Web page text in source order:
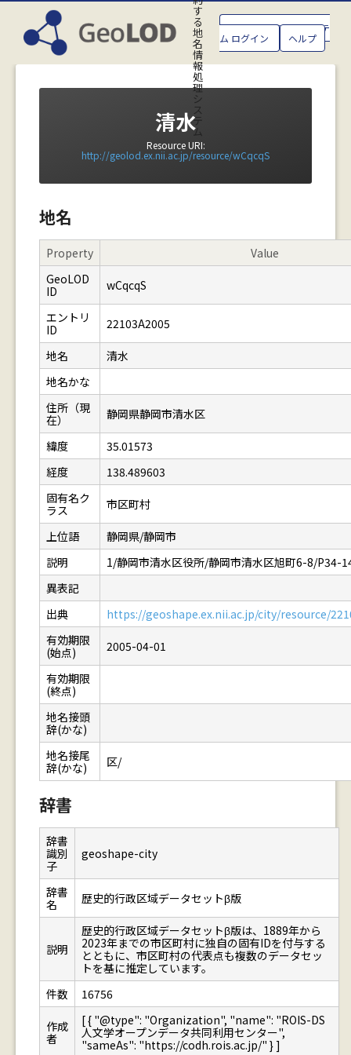
す
る
地
名
情
報
処
理
シ
ス
テ
ム
GeoLOD地名管理システ
ム ログイン ヘルプ
清水
Resource URI:
http://geolod.ex.nii.ac.jp/resource/wCqcqS
地名
Property
Value
GeoLOD
ID
wCqcqS
エントリ
ID
22103A2005
地名
清水
地名かな
住所（現
在）
静岡県静岡市清水区
緯度
35.01573
経度
138.489603
固有名ク
ラス
市区町村
上位語
静岡県/静岡市
説明
1/静岡市清水区役所/静岡市清水区旭町6-8/P34-
異表記
出典
https://geoshape.ex.nii.ac.jp/city/resource/
有効期限
(始点)
2005-04-01
有効期限
(終点)
地名接頭
辞(かな)
地名接尾
辞(かな)
区/
辞書
辞書
識別
子
geoshape-city
辞書
名
歴史的行政区域データセットβ版
説明
歴史的行政区域データセットβ版は、1889年から
2023年までの市区町村に独自の固有IDを付与する
とともに、市区町村の代表点も複数のデータセッ
トを基に推定しています。
件数
16756
作成
者
[ { "@type": "Organization", "name": "ROIS-DS
人文学オープンデータ共同利用センター",
"sameAs": "https://codh.rois.ac.jp/" } ]